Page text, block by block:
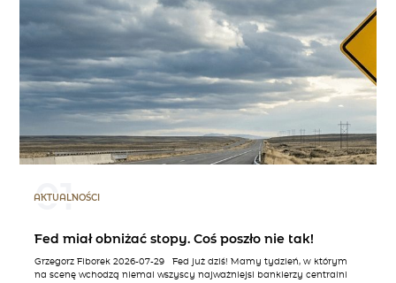
01
AKTUALNOŚCI
Fed miał obniżać stopy. Coś poszło nie tak!
Grzegorz Fiborek 2026-07-29 Fed już dziś! Mamy tydzień, w którym
na scenę wchodzą niemal wszyscy najważniejsi bankierzy centralni